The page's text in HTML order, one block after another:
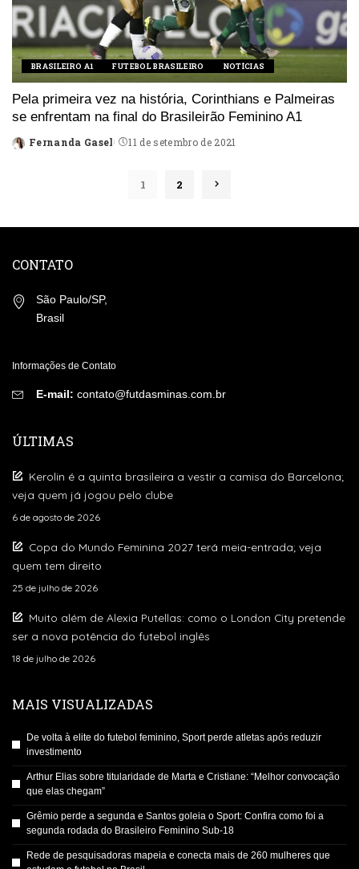
BRASILEIRO A1 FUTEBOL BRASILEIRO NOTÍCIAS
Pela primeira vez na história, Corinthians e Palmeiras
se enfrentam na final do Brasileirão Feminino A1
Posted
Fernanda Gasel 11 de setembro de 2021
1 2
CONTATO
São Paulo/SP,
Brasil
Informações de Contato
E-mail: contato@futdasminas.com.br
ÚLTIMAS
Kerolin é a quinta brasileira a vestir a camisa do Barcelona;
veja quem já jogou pelo clube
6 de agosto de 2026
Copa do Mundo Feminina 2027 terá meia-entrada; veja
quem tem direito
25 de julho de 2026
Muito além de Alexia Putellas: como o London City pretende
ser a nova potência do futebol inglês
18 de julho de 2026
MAIS VISUALIZADAS
De volta à elite do futebol feminino, Sport perde atletas após reduzir
investimento
Arthur Elias sobre titularidade de Marta e Cristiane: “Melhor convocação
que elas chegam”
Grêmio perde a segunda e Santos goleia o Sport: Confira como foi a
segunda rodada do Brasileiro Feminino Sub-18
Rede de pesquisadoras mapeia e conecta mais de 260 mulheres que